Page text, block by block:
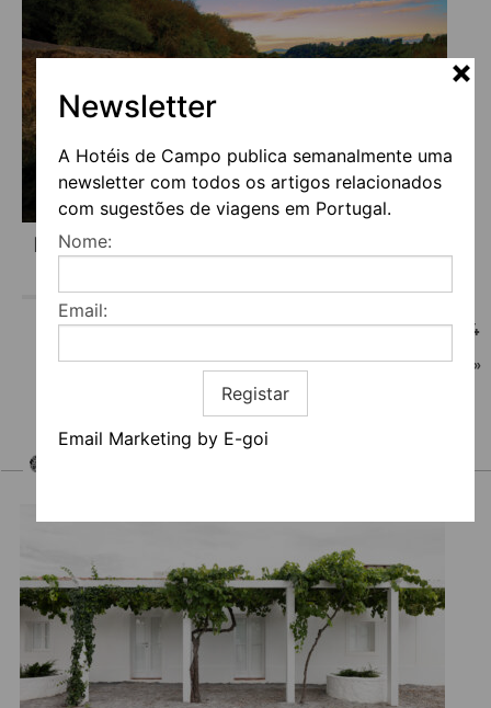
Newsletter
A Hotéis de Campo publica semanalmente uma
newsletter com todos os artigos relacionados
com sugestões de viagens em Portugal.
Nome:
Email:
Registar
Email Marketing by E-goi
NA ROTA DOS PEIXES DE RIO
1 … 28 29 30 31 32 33
34
35
36 37 38 … 56 »